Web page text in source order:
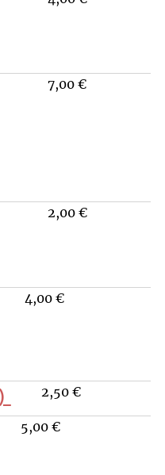
7,00 €
2,00 €
4,00 €
2,50 €
5,00 €